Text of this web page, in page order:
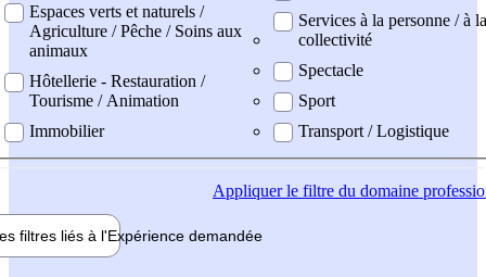
Espaces verts et naturels /
Agriculture / Pêche / Soins aux
animaux
Hôtellerie - Restauration /
Tourisme / Animation
Immobilier
Services à la personne / à la
collectivité
Spectacle
Sport
Transport / Logistique
Appliquerle filtre du domaine
filtres liés à l'Expérience demandée